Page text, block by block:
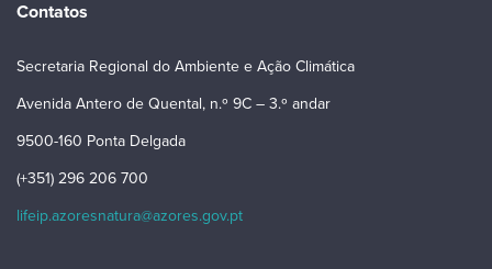
Contatos
Secretaria Regional do Ambiente e Ação Climática
Avenida Antero de Quental, n.º 9C – 3.º andar
9500-160 Ponta Delgada
(+351) 296 206 700
lifeip.azoresnatura@azores.gov.pt